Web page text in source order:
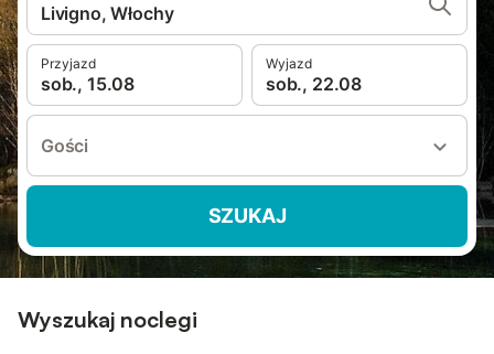
Livigno, Włochy
Przyjazd
sob., 15.08
Wyjazd
sob., 22.08
Gości
SZUKAJ
Wyszukaj noclegi